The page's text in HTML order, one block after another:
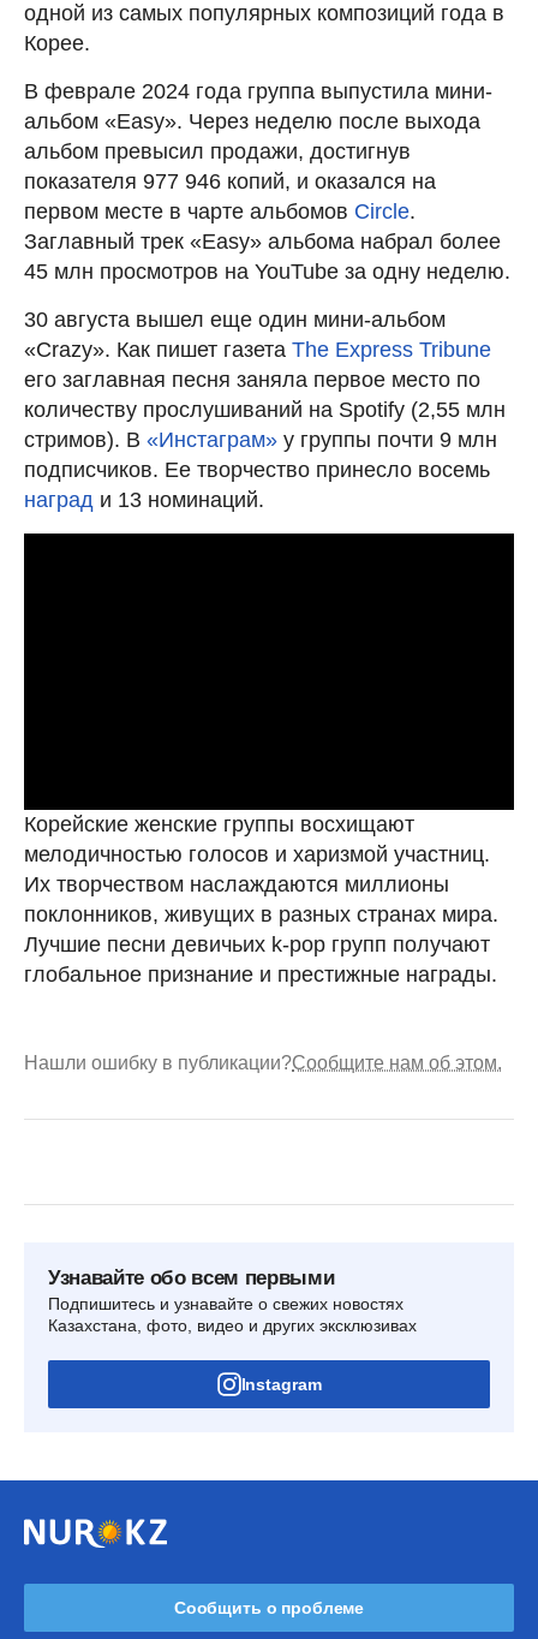
одной из самых популярных композиций года в
Корее.
В феврале 2024 года группа выпустила мини-
альбом «Easy». Через неделю после выхода
альбом превысил продажи, достигнув
показателя 977 946 копий, и оказался на
первом месте в чарте альбомов Circle.
Заглавный трек «Easy» альбома набрал более
45 млн просмотров на YouTube за одну неделю.
30 августа вышел еще один мини-альбом
«Crazy». Как пишет газета The Express Tribune
его заглавная песня заняла первое место по
количеству прослушиваний на Spotify (2,55 млн
стримов). В «Инстаграм» у группы почти 9 млн
подписчиков. Ее творчество принесло восемь
наград и 13 номинаций.
Корейские женские группы восхищают
мелодичностью голосов и харизмой участниц.
Их творчеством наслаждаются миллионы
поклонников, живущих в разных странах мира.
Лучшие песни девичьих k-pop групп получают
глобальное признание и престижные награды.
Нашли ошибку в публикации?Сообщите нам об этом.
Узнавайте обо всем первыми
Подпишитесь и узнавайте о свежих новостях
Казахстана, фото, видео и других эксклюзивах
Instagram
Сообщить о проблеме